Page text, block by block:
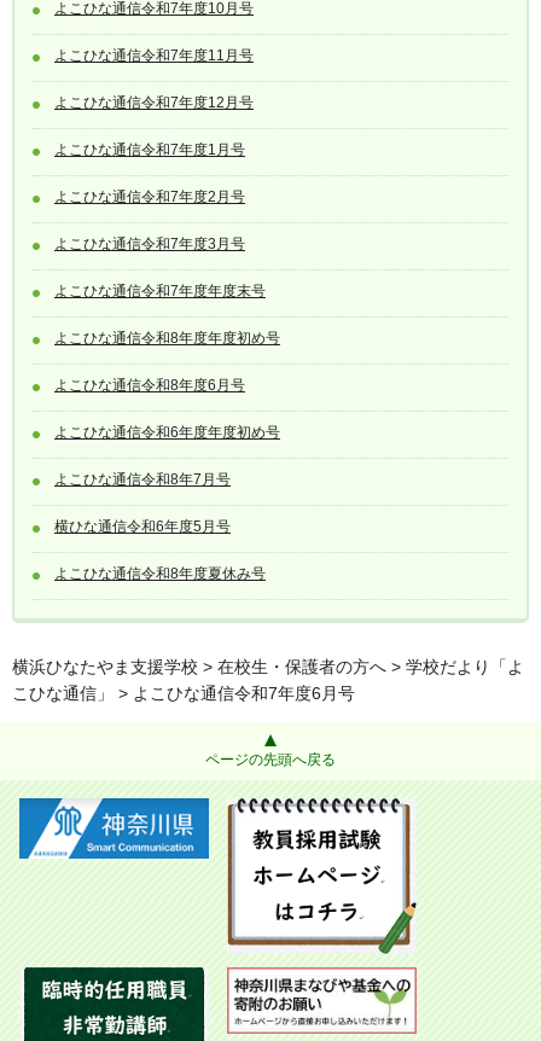
よこひな通信令和7年度10月号
よこひな通信令和7年度11月号
よこひな通信令和7年度12月号
よこひな通信令和7年度1月号
よこひな通信令和7年度2月号
よこひな通信令和7年度3月号
よこひな通信令和7年度年度末号
よこひな通信令和8年度年度初め号
よこひな通信令和8年度6月号
よこひな通信令和6年度年度初め号
よこひな通信令和8年7月号
横ひな通信令和6年度5月号
よこひな通信令和8年度夏休み号
横浜ひなたやま支援学校 > 在校生・保護者の方へ > 学校だより「よ
こひな通信」
> よこひな通信令和7年度6月号
ページの先頭へ戻る